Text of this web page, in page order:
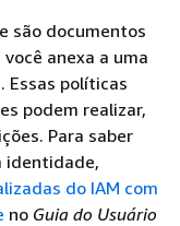
são documentos
anexa a uma
Essas políticas
podem realizar,
Para saber
identidade,
do IAM com
no Guia do Usuário